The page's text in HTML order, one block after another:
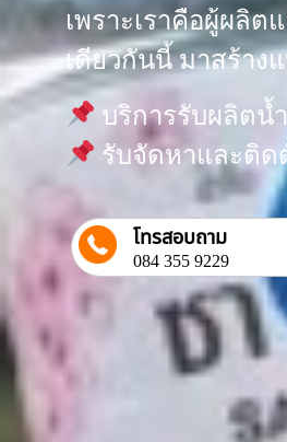
เพราะเราคือผู้ผลิต
เดียวกันนี้ มาสร้าง
บริการรับผลิต
รับจัดหาและติด
โทรสอบถาม
084 355 9229